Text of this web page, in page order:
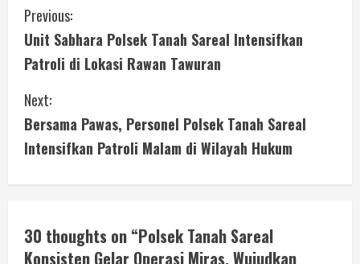
C
o
n
t
i
n
u
e
Previous:
Unit Sabhara Polsek Tanah Sareal Intensifkan
Patroli di Lokasi Rawan Tawuran
Next:
Bersama Pawas, Personel Polsek Tanah Sareal
Intensifkan Patroli Malam di Wilayah Hukum
30 thoughts on “Polsek Tanah Sareal
Konsisten Gelar Operasi Miras, Wujudkan